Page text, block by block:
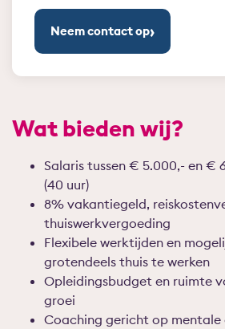
Neem contact op›
Wat bieden wij?
Salaris tussen € 5.000,- en €
(40 uur)
8% vakantiegeld,
thuiswerkvergoeding
Flexibele werktijden en
grotendeels thuis te werken
Opleidingsbudget en ruimte
groei
Coaching gericht op